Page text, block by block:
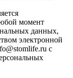
момент
данных,
электронной
с